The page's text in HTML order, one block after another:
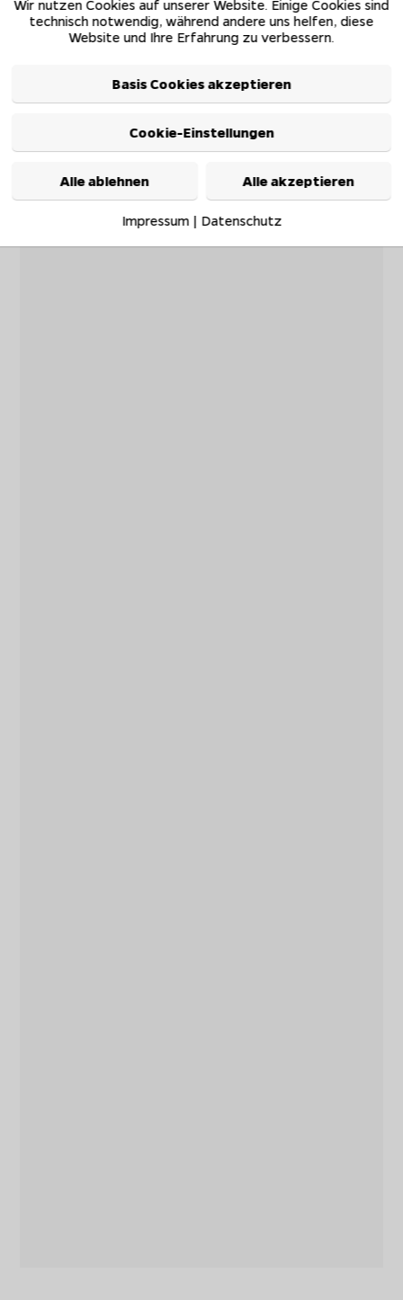
Wir nutzen Cookies auf unserer Website. Einige Cookies sind
technisch notwendig, während andere uns helfen, diese
Website und Ihre Erfahrung zu verbessern.
Basis Cookies akzeptieren
Cookie-Einstellungen
Alle ablehnen Alle akzeptieren
Impressum| Datenschutz